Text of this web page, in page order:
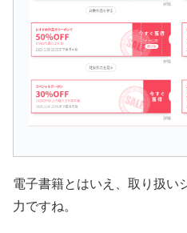
電子書籍とはいえ、取り扱い
力ですね。